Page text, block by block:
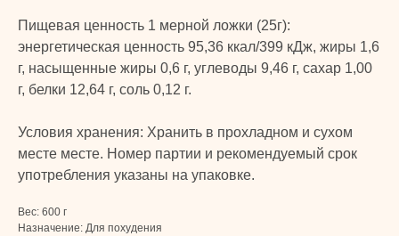
Пищевая ценность 1 мерной ложки (25г):
энергетическая ценность 95,36 ккал/399 кДж, жиры 1,6
г, насыщенные жиры 0,6 г, углеводы 9,46 г, сахар 1,00
г, белки 12,64 г, соль 0,12 г.
Условия хранения: Хранить в прохладном и сухом
месте месте. Номер партии и рекомендуемый срок
употребления указаны на упаковке.
Вес: 600 г
Назначение: Для похудения
Политика
конфиденциальности
Публичная оферта
+7 926 620 21 21
ДОКУМЕНТЫ